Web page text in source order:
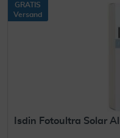
GRATIS
Versand
Isdin Fotoultra Solar